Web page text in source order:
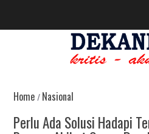
Home/Nasional
Perlu Ada Solusi Hadapi